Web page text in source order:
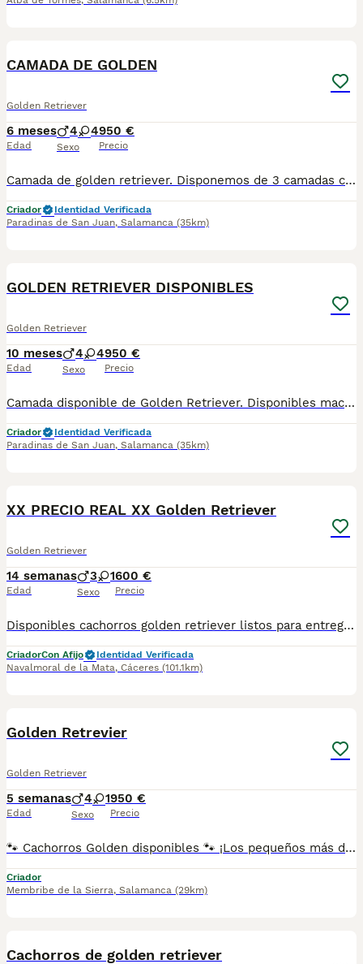
CAMADA DE GOLDEN
Golden Retriever
6 meses
Edad
4 4
Sexo
950 €
Precio
Camada de golden retriever. Disponemos de 3 camadas con variedad de líneas. Entregamos los cachorros con: - Microchip - Pasaporte - Vacunas - Desparasitaciones - Contrato - Garantías Más información por Whatsap o nuestras redes: 605426691 o @rincondorado2024
Criador
Identidad Verificada
Paradinas de San Juan, Salamanca (35km)
GOLDEN RETRIEVER DISPONIBLES
Golden Retriever
10 meses
Edad
4 4
Sexo
950 €
Precio
Camada disponible de Golden Retriever. Disponibles machos y hembras con entregas en noviembre y diciembre. Se entregan con todas las vacunas y desparasitaciones, pasaporte, chip y revisión veterinaria. Padres libres de displasia de cadera. Padres ejemplares. Posibilidad de ver a los padres con los cachorros. Para más información contactar por: whatsapp (605 42 66 91) o en nuestro instagram @rincondorado2024
Criador
Identidad Verificada
Paradinas de San Juan, Salamanca (35km)
XX PRECIO REAL XX Golden Retriever
Golden Retriever
14 semanas
Edad
3 1
Sexo
600 €
Precio
Disponibles cachorros golden retriever listos para entregar vacaciones, desparasitado y revisión veterinaria. Preguntar sin compromiso.
CriadorCon Afijo
Identidad Verificada
Navalmoral de la Mata, Cáceres (101.1km)
Golden Retrevier
Golden Retriever
5 semanas
Edad
4 1
Sexo
950 €
Precio
🐾 Cachorros Golden disponibles 🐾 ¡Los pequeños más dulces y cariñosos ya te están esperando! ❤️ ✔️ Criados con mucho cariño y socializados desde pequeños. ✔️ Se entregan vacunados, desparasitados, con microchip y cartilla veterinaria. ✔️ Garantía sanitaria y asesoramiento antes y después de la entrega. El Golden Retriever es un compañero noble, inteligente y muy afectuoso, ideal para familias y para quienes buscan un perro equilibrado, alegre y fiel. 📍 Peludetes Salamanca 📲 Escríbenos por WhatsApp para más información, fotos, vídeos y disponibilidad.
Criador
Membribe de la Sierra, Salamanca (29km)
Cachorros de golden retriever